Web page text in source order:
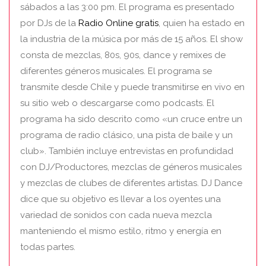
sábados a las 3:00 pm. El programa es presentado
por DJs de la Radio Online gratis, quien ha estado en
la industria de la música por más de 15 años. El show
consta de mezclas, 80s, 90s, dance y remixes de
diferentes géneros musicales. El programa se
transmite desde Chile y puede transmitirse en vivo en
su sitio web o descargarse como podcasts. El
programa ha sido descrito como «un cruce entre un
programa de radio clásico, una pista de baile y un
club». También incluye entrevistas en profundidad
con DJ/Productores, mezclas de géneros musicales
y mezclas de clubes de diferentes artistas. DJ Dance
dice que su objetivo es llevar a los oyentes una
variedad de sonidos con cada nueva mezcla
manteniendo el mismo estilo, ritmo y energía en
todas partes.